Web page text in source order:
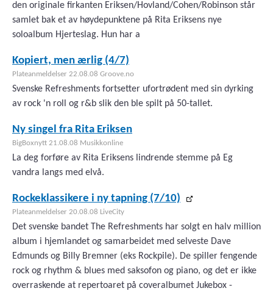
den originale firkanten Eriksen/Hovland/Cohen/Robinson står
samlet bak et av høydepunktene på Rita Eriksens nye
soloalbum Hjerteslag. Hun har a
Kopiert, men ærlig (4/7)
Plateanmeldelser 22.08.08 Groove.no
Svenske Refreshments fortsetter ufortrødent med sin dyrking
av rock 'n roll og r&b slik den ble spilt på 50-tallet.
Ny singel fra Rita Eriksen
BigBoxnytt 21.08.08 Musikkonline
La deg forføre av Rita Eriksens lindrende stemme på Eg
vandra langs med elvå.
Rockeklassikere i ny tapning (7/10)
Plateanmeldelser 20.08.08 LiveCity
Det svenske bandet The Refreshments har solgt en halv million
album i hjemlandet og samarbeidet med selveste Dave
Edmunds og Billy Bremner (eks Rockpile). De spiller fengende
rock og rhythm & blues med saksofon og piano, og det er ikke
overraskende at repertoaret på coveralbumet Jukebox -